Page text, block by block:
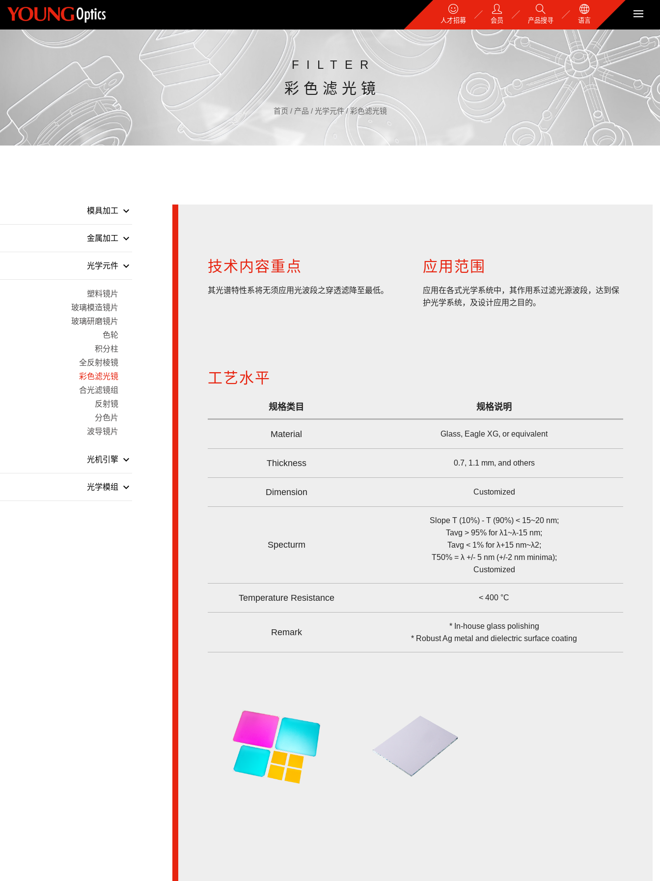
人才招募 会员 产品搜寻 语言
FILTER
彩色滤光镜
首页 / 产品 / 光学元件/ 彩色滤光镜
模具加工 keyboard_arrow_down
金属加工 keyboard_arrow_down
光学元件 keyboard_arrow_down
塑料镜片
玻璃模造镜片
玻璃研磨镜片
色轮
积分柱
全反射棱镜
彩色滤光镜
合光滤镜组
反射镜
分色片
波导镜片
光机引擎 keyboard_arrow_down
光学模组 keyboard_arrow_down
技术内容重点
其光谱特性系将无须应用光波段之穿透滤降至最低。
应用范围
应用在各式光学系统中，其作用系过滤光源波段，达到保
护光学系统，及设计应用之目的。
工艺水平
规格类目 规格说明
Material Glass, Eagle XG, or equivalent
Thickness 0.7, 1.1 mm, and others
Dimension Customized
Specturm
Slope T (10%) - T (90%) < 15~20 nm;
Tavg > 95% for λ1~λ-15 nm;
Tavg < 1% for λ+15 nm~λ2;
T50% = λ +/- 5 nm (+/-2 nm minima);
Customized
Temperature Resistance < 400 °C
Remark
* In-house glass polishing
* Robust Ag metal and dielectric surface coating